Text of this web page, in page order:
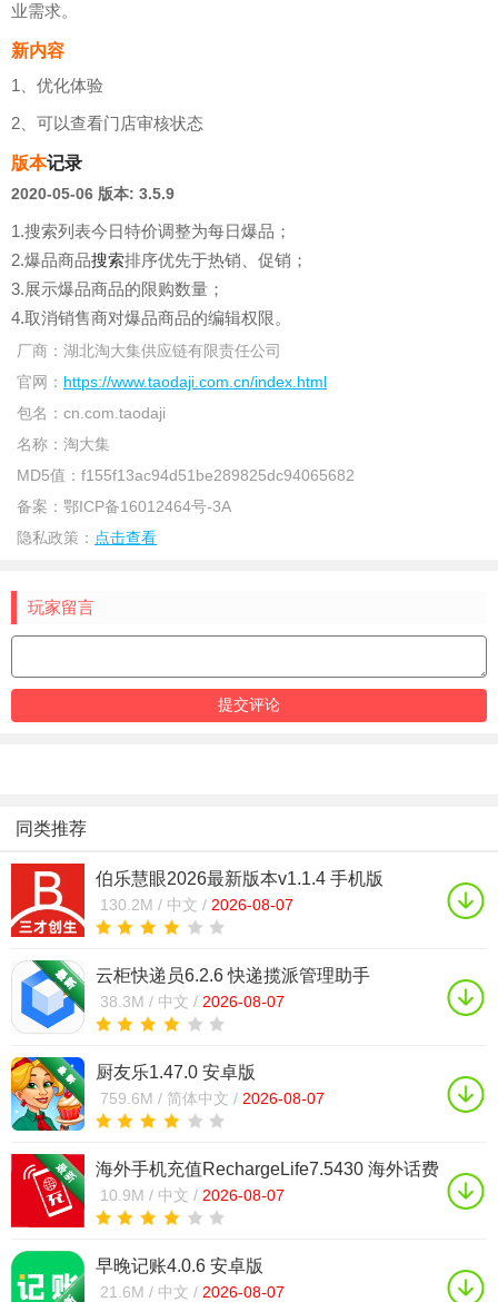
业需求。
新内容
1、优化体验
2、可以查看门店审核状态
版本记录
2020-05-06 版本: 3.5.9
1.搜索列表今日特价调整为每日爆品；
2.爆品商品搜索排序优先于热销、促销；
3.展示爆品商品的限购数量；
4.取消销售商对爆品商品的编辑权限。
厂商： 湖北淘大集供应链有限责任公司
官网： https://www.taodaji.com.cn/index.html
包名： cn.com.taodaji
名称： 淘大集
MD5值： f155f13ac94d51be289825dc94065682
备案： 鄂ICP备16012464号-3A
隐私政策： 点击查看
玩家留言
同类推荐
伯乐慧眼2026最新版本v1.1.4 手机版
130.2M / 中文 / 2026-08-07
云柜快递员6.2.6 快递揽派管理助手
38.3M / 中文 / 2026-08-07
厨友乐1.47.0 安卓版
759.6M / 简体中文 / 2026-08-07
海外手机充值RechargeLife7.5430 海外话费
直充神器
10.9M / 中文 / 2026-08-07
早晚记账4.0.6 安卓版
21.6M / 中文 / 2026-08-07